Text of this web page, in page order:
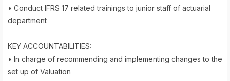
• Conduct IFRS 17 related trainings to junior staff of actuarial
department
KEY ACCOUNTABILITIES:
• In charge of recommending and implementing changes to the
set up of Valuation